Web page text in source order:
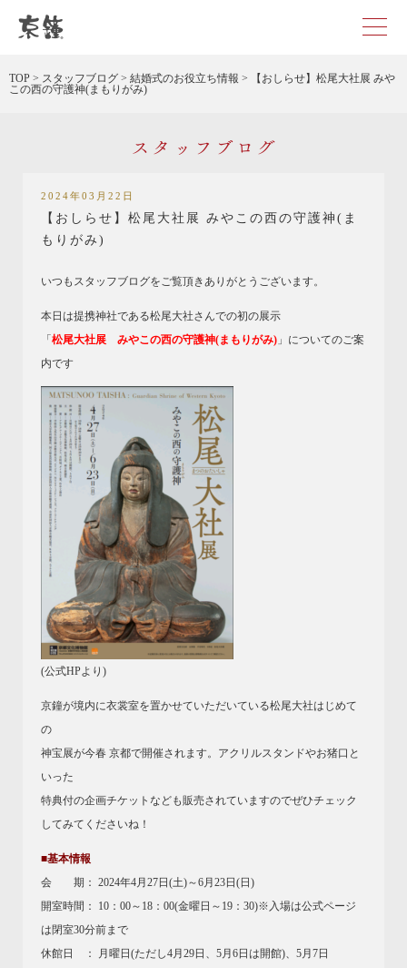
TOP > スタッフブログ > 結婚式のお役立ち情報 >
【おしらせ】松尾大社展 みや
この西の守護神(まもりがみ)
スタッフブログ
2024年03月22日
【おしらせ】松尾大社展 みやこの西の守護神(ま
もりがみ)
いつもスタッフブログをご覧頂きありがとうございます。
本日は提携神社である松尾大社さんでの初の展示
「 松尾大社展 みやこの西の守護神(まもりがみ) 」についてのご案
内です
(公式HPより)
京鐘が境内に衣裳室を置かせていただいている松尾大社はじめて
の
神宝展が今春 京都で開催されます。アクリルスタンドやお猪口と
いった
特典付の企画チケットなども販売されていますのでぜひチェック
してみてくださいね！
■基本情報
会 期： 2024年4月27日(土)～6月23日(日)
開室時間： 10：00～18：00(金曜日～19：30)※入場は公式ページ
は閉室30分前まで
休館日 ： 月曜日(ただし4月29日、5月6日は開館)、5月7日